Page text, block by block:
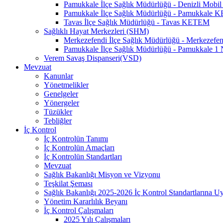
Pamukkale İlçe Sağlık Müdürlüğü - Denizli
Pamukkale İlçe Sağlık Müdürlüğü - Pamukkale
Tavas İlçe Sağlık Müdürlüğü - Tavas KETEM
Sağlıklı Hayat Merkezleri (SHM)
Merkezefendi İlçe Sağlık Müdürlüğü -
Pamukkale İlçe Sağlık Müdürlüğü - Pamukkale
Verem Savaş Dispanseri(VSD)
Mevzuat
Kanunlar
Yönetmelikler
Genelgeler
Yönergeler
Tüzükler
Tebliğler
İç Kontrol
İç Kontrolün Tanımı
İç Kontrolün Amaçları
İç Kontrolün Standartları
Mevzuat
Sağlık Bakanlığı Misyon ve Vizyonu
Teşkilat Şeması
Sağlık Bakanlığı 2025-2026 İç Kontrol Standartlarına
Yönetim Kararlılık Beyanı
İç Kontrol Çalışmaları
2025 Yılı Çalışmaları